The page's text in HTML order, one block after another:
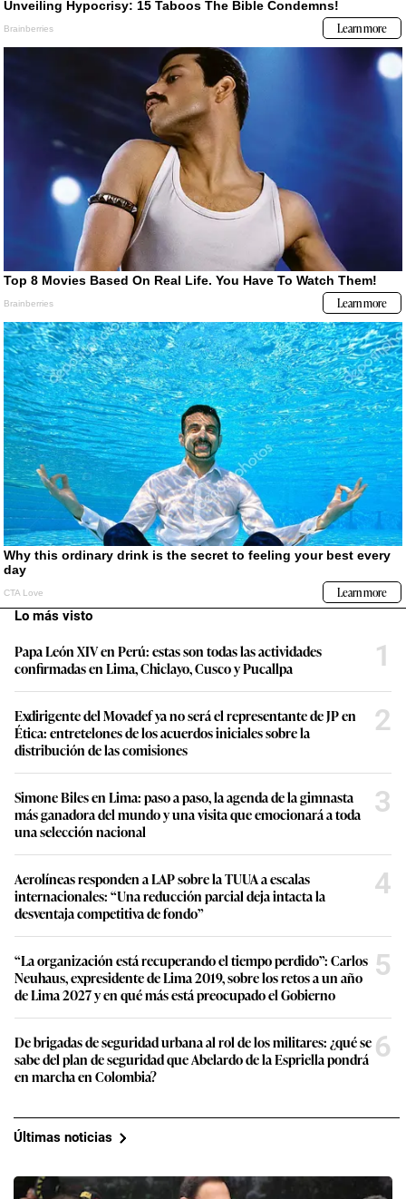
Lo más visto
Papa León XIV en Perú: estas son todas las actividades
confirmadas en Lima, Chiclayo, Cusco y Pucallpa
1
Exdirigente del Movadef ya no será el representante de JP en
Ética: entretelones de los acuerdos iniciales sobre la
distribución de las comisiones
2
Simone Biles en Lima: paso a paso, la agenda de la gimnasta
más ganadora del mundo y una visita que emocionará a toda
una selección nacional
3
Aerolíneas responden a LAP sobre la TUUA a escalas
internacionales: “Una reducción parcial deja intacta la
desventaja competitiva de fondo”
4
“La organización está recuperando el tiempo perdido”: Carlos
Neuhaus, expresidente de Lima 2019, sobre los retos a un año
de Lima 2027 y en qué más está preocupado el Gobierno
5
De brigadas de seguridad urbana al rol de los militares: ¿qué se
sabe del plan de seguridad que Abelardo de la Espriella pondrá
en marcha en Colombia?
6
Últimas noticias